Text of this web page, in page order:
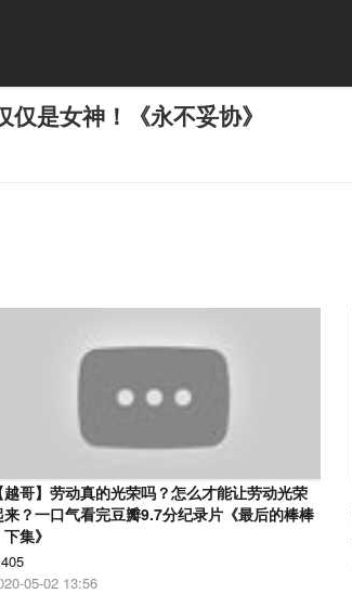
仅是女神！《永不妥协》
越哥】劳动真的光荣吗？怎么才能让劳动光荣
来？一口气看完豆瓣9.7分纪录片《最后的棒棒
下集》
05-02 13:56